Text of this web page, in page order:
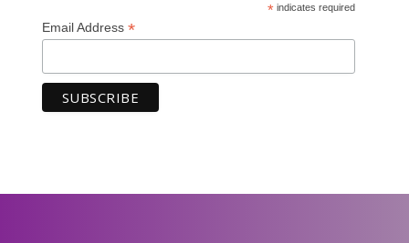
*indicates required
Email Address *